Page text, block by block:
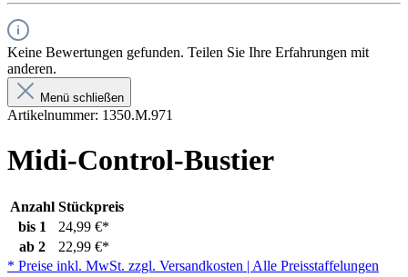
Keine Bewertungen gefunden. Teilen Sie Ihre Erfahrungen mit
anderen.
Menü schließen
Artikelnummer: 1350.M.971
Midi-Control-Bustier
Anzahl Stückpreis
bis 1
24,99 €*
ab 2
22,99 €*
* Preise inkl. MwSt. zzgl. Versandkosten | Alle Preisstaffelungen